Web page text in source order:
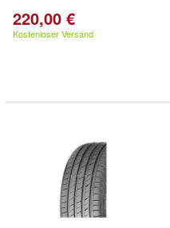
220,00 €
Kostenloser Versand